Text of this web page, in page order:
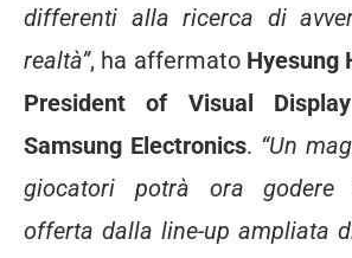
differenti alla ricerca di
realtà”, ha affermato Hyesung
President of Visual
Samsung Electronics. “Un
giocatori potrà ora godere
offerta dalla line-up ampliata